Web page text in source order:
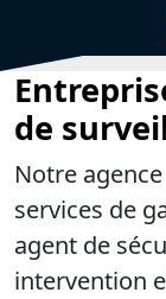
de
Notre
services de
agent de
intervention